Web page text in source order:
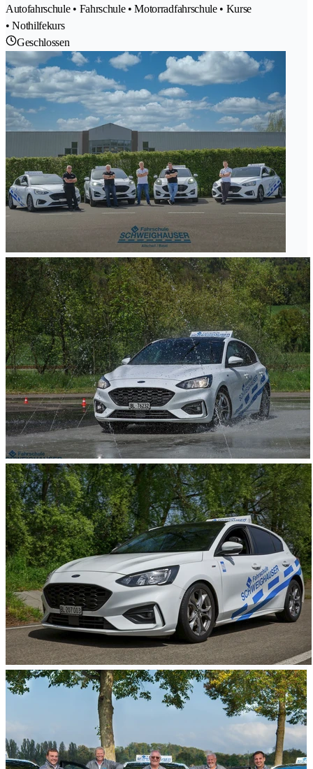
Autofahrschule • Fahrschule • Motorradfahrschule • Kurse
• Nothilfekurs
Geschlossen